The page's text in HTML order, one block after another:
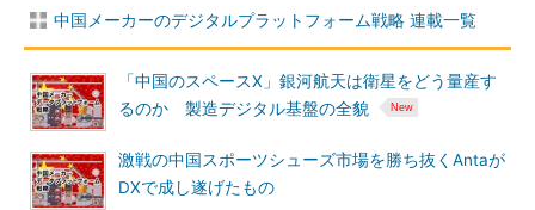
中国メーカーのデジタルプラットフォーム戦略 連載一覧
「中国のスペースX」銀河航天は衛星をどう量産す
るのか 製造デジタル基盤の全貌
激戦の中国スポーツシューズ市場を勝ち抜くAntaが
DXで成し遂げたもの